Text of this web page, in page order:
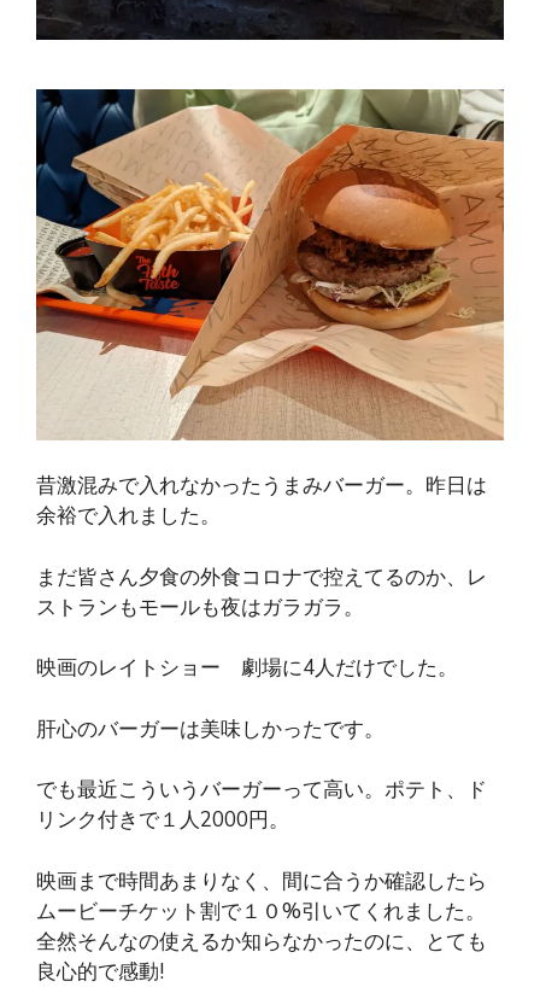
昔激混みで入れなかったうまみバーガー。昨日は
余裕で入れました。
まだ皆さん夕食の外食コロナで控えてるのか、レ
ストランもモールも夜はガラガラ。
映画のレイトショー 劇場に4人だけでした。
肝心のバーガーは美味しかったです。
でも最近こういうバーガーって高い。ポテト、ド
リンク付きで１人2000円。
映画まで時間あまりなく、間に合うか確認したら
ムービーチケット割で１０%引いてくれました。
全然そんなの使えるか知らなかったのに、とても
良心的で感動!